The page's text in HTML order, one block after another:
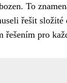
To
řešit
řešením pro